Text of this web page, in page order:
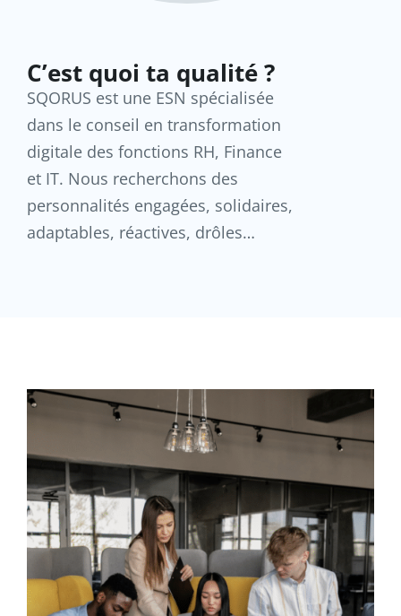
C’est quoi ta qualité ?
SQORUS est une ESN spécialisée
dans le conseil en transformation
digitale des fonctions RH, Finance
et IT. Nous recherchons des
personnalités engagées, solidaires,
adaptables, réactives, drôles…